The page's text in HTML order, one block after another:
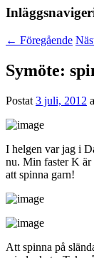
← Föregående
Symöte:
Postat 3 juli, 2012
I helgen var jag i
nu. Min faster K är
att spinna garn!
Att spinna på